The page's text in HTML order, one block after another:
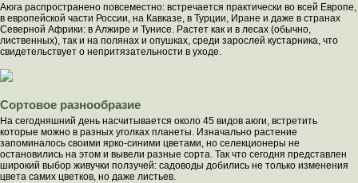
Аюга распространено повсеместно: встречается практически во всей Европе,
в европейской части России, на Кавказе, в Турции, Иране и даже в странах
Северной Африки: в Алжире и Тунисе. Растет как и в лесах (обычно,
лиственных), так и на полянах и опушках, среди зарослей кустарника, что
свидетельствует о непритязательности в уходе.
Сортовое разнообразие
На сегодняшний день насчитывается около 45 видов аюги, встретить
которые можно в разных уголках планеты. Изначально растение
запоминалось своими ярко-синими цветами, но селекционеры не
остановились на этом и вывели разные сорта. Так что сегодня представлен
широкий выбор живучки ползучей: садоводы добились не только изменения
цвета самих цветков, но даже листьев.